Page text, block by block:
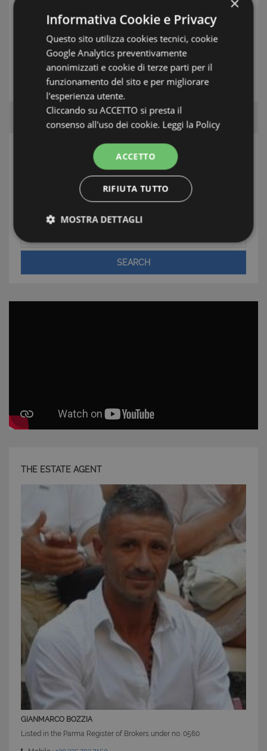
TAG: Apartments, Siracusa/ Isola di
THE ESTATE AGENT
SEARCH
THE ESTATE AGENT
GIANMARCO BOZZIA
Listed in the Parma Register of Brokers under no. 0560
Informativa Cookie e Privacy
Questo sito utilizza cookies tecnici, cookie
Google Analytics preventivamente
anonimizzati e cookie di terze parti per il
funzionamento del sito e per migliorare
l'esperienza utente.
Cliccando su ACCETTO si presta il
consenso all'uso dei cookie. Leggi la Policy
ACCETTO
RIFIUTA TUTTO
MOSTRA DETTAGLI
Strettamente necessari e Statistiche
www.latuacasainsardegna.com
CookieScript
6 mesi 5